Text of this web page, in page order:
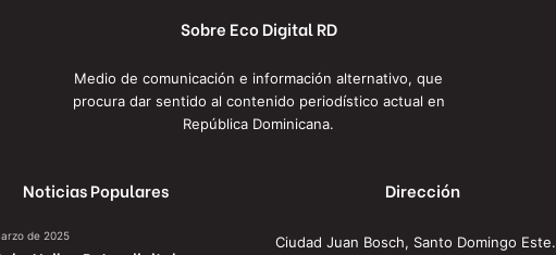
Sobre Eco Digital RD
Medio de comunicación e información alternativo, que
procura dar sentido al contenido periodístico actual en
República Dominicana.
Noticias Populares
de 2025
Dirección
Ciudad Juan Bosch, Santo Domingo Este.